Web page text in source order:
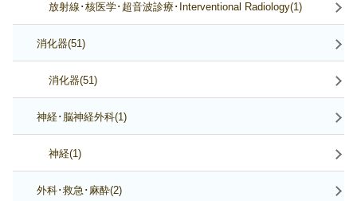
放射線･核医学･超音波診療･Interventional Radiology(1)
消化器(51)
消化器(51)
神経･脳神経外科(1)
神経(1)
外科･救急･麻酔(2)